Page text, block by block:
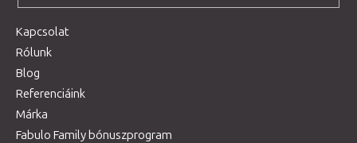
Kapcsolat
Rólunk
Blog
Referenciáink
Márka
Fabulo Family bónuszprogram